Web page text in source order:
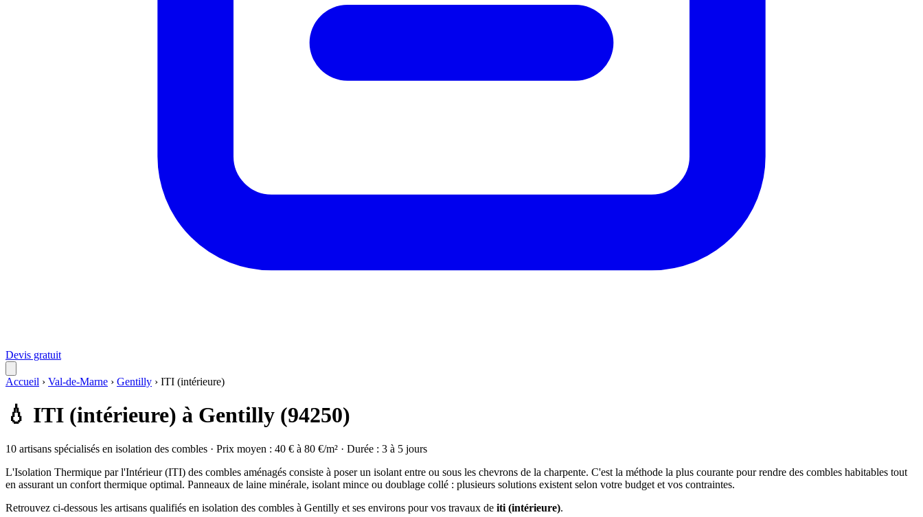
Devis gratuit
Accueil › Val-de-Marne › Gentilly › ITI (intérieure)
💧 ITI (intérieure) à Gentilly (94250)
10 artisans spécialisés en isolation des combles · Prix moyen : 40 € à 80 €/m² · Durée : 3 à 5 jours
L'Isolation Thermique par l'Intérieur (ITI) des combles aménagés consiste à poser un isolant entre ou sous les chevrons de la charpente. C'est la méthode la plus courante pour rendre des combles habitables tout
en assurant un confort thermique optimal. Panneaux de laine minérale, isolant mince ou doublage collé : plusieurs solutions existent selon votre budget et vos contraintes.
Retrouvez ci-dessous les artisans qualifiés en isolation des combles à Gentilly et ses environs pour vos travaux de iti (intérieure).